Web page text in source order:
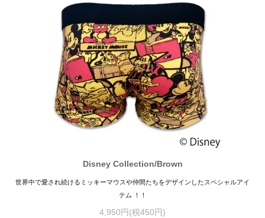
Disney Collection/Brown
世界中で愛され続けるミッキーマウスや仲間たちをデザインしたスペシャルアイ
テム ！！
4,950円(税450円)